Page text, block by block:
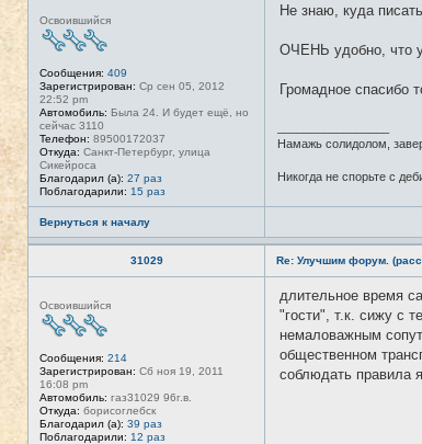
и
р
а
я
в
е
E
е
в
т
и
Освоившийся
Сообщения: 409
Зарегистрирован: Ср сен 05, 2012
22:52 pm
Автомобиль: Была 24. И будет ещё, но
сейчас 3110
Телефон: 89500172037
Откуда: Санкт-Петербург, улица
Сикейроса
Благодарил (а): 27 раз
Поблагодарили: 15 раз
Не знаю, куда
ОЧЕНЬ удобно, что у
Громадное спасибо
Намажь солидолом,
Никогда не спорьте с
Вернуться к началу
31029
е
в
т
и
Освоившийся
Сообщения: 214
Зарегистрирован: Сб ноя 19, 2011
16:08 pm
Автомобиль: газ31029 96г.в.
Откуда: борисоглебск
Благодарил (а): 39 раз
Поблагодарили: 12 раз
Re: Улучшим форум.
длительное время
"гости", т.к. сижу с
немаловажным
общественном
соблюдать правила